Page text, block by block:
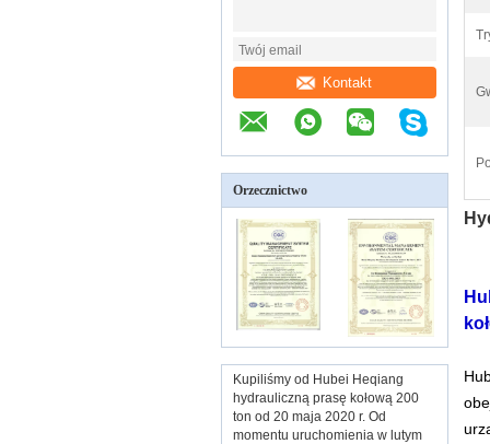
Kontakt
Orzecznictwo
Kupiliśmy od Hubei Heqiang
hydrauliczną prasę kołową 200
ton od 20 maja 2020 r. Od
momentu uruchomienia w lutym